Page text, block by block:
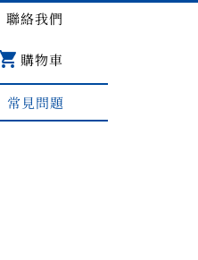
聯絡我們
購物車
常見問題